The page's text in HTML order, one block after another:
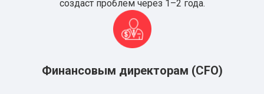
создаст проблем через 1–2 года.
Финансовым директорам (CFO)